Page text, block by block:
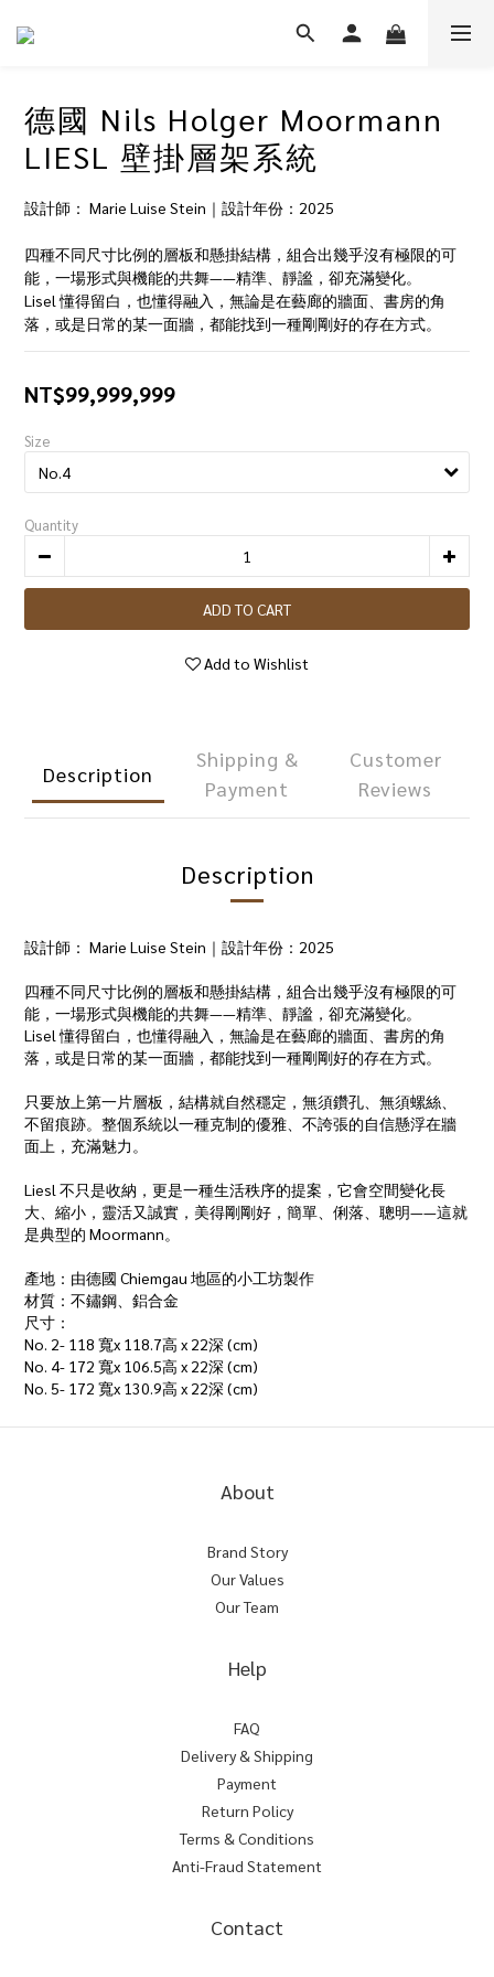
德國 Nils Holger Moormann
LIESL 壁掛層架系統
設計師： Marie Luise Stein｜設計年份：2025
四種不同尺寸比例的層板和懸掛結構，組合出幾乎沒有極限的可
能，一場形式與機能的共舞——精準、靜謐，卻充滿變化。
Lisel 懂得留白，也懂得融入，無論是在藝廊的牆面、書房的角
落，或是日常的某一面牆，都能找到一種剛剛好的存在方式。
NT$99,999,999
Size
Quantity
ADD TO CART
Add to Wishlist
Description
Shipping &
Payment
Customer
Reviews
Description
設計師： Marie Luise Stein｜設計年份：2025
四種不同尺寸比例的層板和懸掛結構，組合出幾乎沒有極限的可
能，一場形式與機能的共舞——精準、靜謐，卻充滿變化。
Lisel 懂得留白，也懂得融入，無論是在藝廊的牆面、書房的角
落，或是日常的某一面牆，都能找到一種剛剛好的存在方式。
只要放上第一片層板，結構就自然穩定，無須鑽孔、無須螺絲、
不留痕跡。整個系統以一種克制的優雅、不誇張的自信懸浮在牆
面上，充滿魅力。
Liesl 不只是收納，更是一種生活秩序的提案，它會空間變化長
大、縮小，靈活又誠實，美得剛剛好，簡單、俐落、聰明——這就
是典型的 Moormann。
產地：由德國 Chiemgau 地區的小工坊製作
材質：不鏽鋼、鋁合金
尺寸：
No. 2- 118 寬x 118.7高 x 22深 (cm)
No. 4- 172 寬x 106.5高 x 22深 (cm)
No. 5- 172 寬x 130.9高 x 22深 (cm)
About
Brand Story
Our Values
Our Team
Help
FAQ
Delivery & Shipping
Payment
Return Policy
Terms & Conditions
Anti-Fraud Statement
Contact